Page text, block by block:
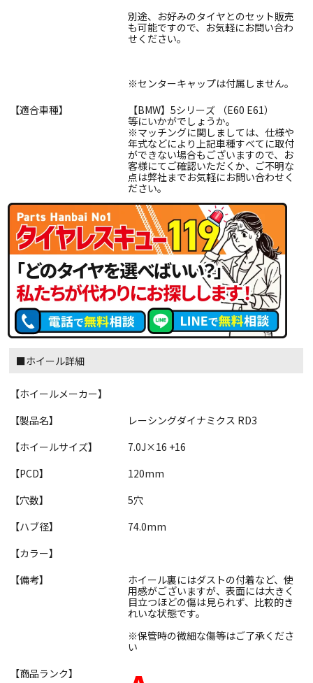
別途、お好みのタイヤとのセット販売
も可能ですので、お気軽にお問い合わ
せください。
※センターキャップは付属しません。
【適合車種】
【BMW】5シリーズ （E60 E61）
等にいかがでしょうか。
※マッチングに関しましては、仕様や
年式などにより上記車種すべてに取付
ができない場合もございますので、お
客様にてご確認いただくか、ご不明な
点は弊社までお気軽にお問い合わせく
ださい。
■ホイール詳細
【ホイールメーカー】
【製品名】
レーシングダイナミクス RD3
【ホイールサイズ】
7.0J×16 +16
【PCD】
120mm
【穴数】
5穴
【ハブ径】
74.0mm
【カラー】
【備考】
ホイール裏にはダストの付着など、使
用感がございますが、表面には大きく
目立つほどの傷は見られず、比較的き
れいな状態です。
※保管時の微細な傷等はご了承くださ
い
【商品ランク】